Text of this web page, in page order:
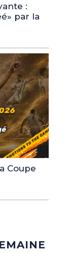
:
par la
Coupe